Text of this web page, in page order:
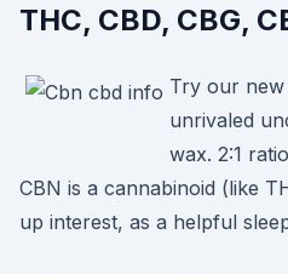
THC, CBD, CBG,
Try our
unrivaled
wax. 2:1
CBN is a cannabinoid (like
up interest, as a helpful